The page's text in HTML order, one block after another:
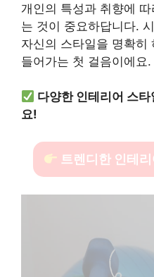
개인의 특성과 취향에
는 것이 중요하답니다.
자신의 스타일을 명확히
들어가는 첫 걸음이에요.
다양한 인테리어 스타
요!
트렌디한 인테